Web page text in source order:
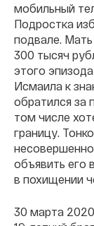
мобильный
Подростка
подвале.
300 тысяч
этого
Исмаила к
обратился за
том числе
границу.
объявить его
в похищении
30 марта